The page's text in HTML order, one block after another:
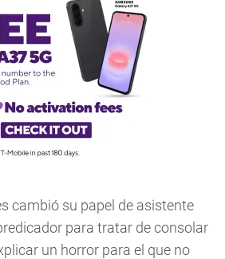
cambió su papel de asistente
para tratar de consolar
un horror para el que no